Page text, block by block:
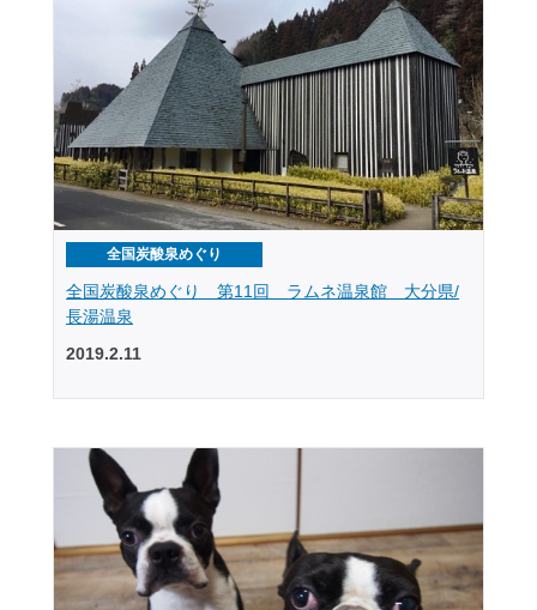
全国炭酸泉めぐり
全国炭酸泉めぐり 第11回 ラムネ温泉館 大分県/
長湯温泉
2019.2.11